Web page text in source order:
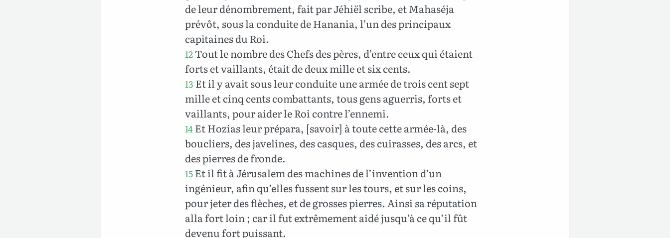
de leur dénombrement, fait par Jéhiël scribe, et Mahaséja
prévôt, sous la conduite de Hanania, l’un des principaux
capitaines du Roi.
12Tout le nombre des Chefs des pères, d’entre ceux qui étaient
forts et vaillants, était de deux mille et six cents.
13 Et il y avait sous leur conduite une armée de trois cent sept
mille et cinq cents combattants, tous gens aguerris, forts et
vaillants, pour aider le Roi contre l’ennemi.
14Et Hozias leur prépara, [savoir] à toute cette armée-là, des
boucliers, des javelines, des casques, des cuirasses, des arcs, et
des pierres de fronde.
15Et il fit à Jérusalem des machines de l’invention d’un
ingénieur, afin qu’elles fussent sur les tours, et sur les coins,
pour jeter des flèches, et de grosses pierres. Ainsi sa réputation
alla fort loin ; car il fut extrêmement aidé jusqu’à ce qu’il fût
devenu fort puissant.